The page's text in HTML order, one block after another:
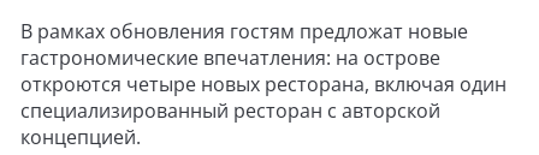
В рамках обновления гостям предложат новые
гастрономические впечатления: на острове
откроются четыре новых ресторана, включая один
специализированный ресторан с авторской
концепцией.